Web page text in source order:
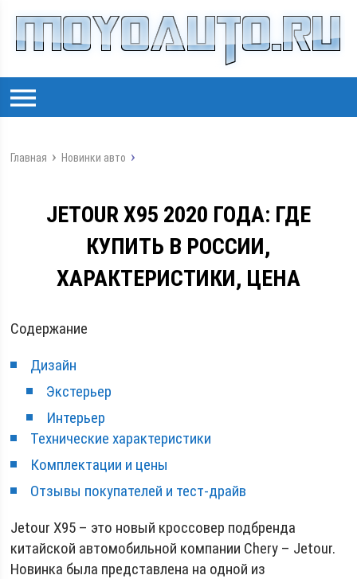
Главная Новинки авто
JETOUR X95 2020 ГОДА: ГДЕ
КУПИТЬ В РОССИИ,
ХАРАКТЕРИСТИКИ, ЦЕНА
Содержание
Дизайн
Экстерьер
Интерьер
Технические характеристики
Комплектации и цены
Отзывы покупателей и тест-драйв
Jetour X95 – это новый кроссовер подбренда
китайской автомобильной компании Chery – Jetour.
Новинка была представлена на одной из